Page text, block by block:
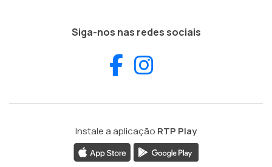
Siga-nos nas redes sociais
Facebook
Instale a aplicação RTP Play